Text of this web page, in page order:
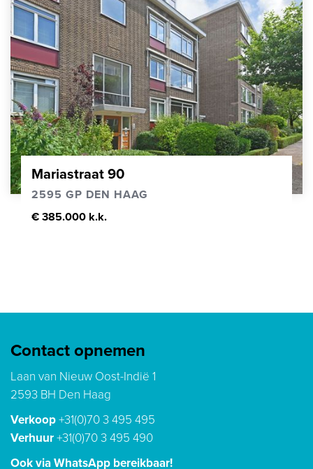
Mariastraat 90
2595 GP DEN HAAG
€ 385.000 k.k.
Contact opnemen
Laan van Nieuw Oost-Indië 1
2593 BH Den Haag
Verkoop+31(0)70 3 495 495
Verhuur+31(0)70 3 495 490
Ook via WhatsApp bereikbaar!